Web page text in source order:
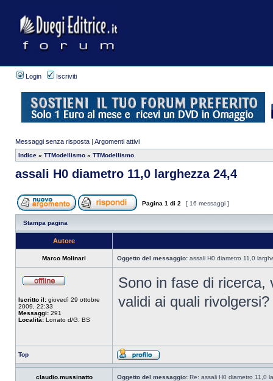
Login Iscriviti
Messaggi senza risposta | Argomenti attivi
Indice » TTModellismo » TTModellismo
assali H0 diametro 11,0 larghezza 24,4
Pagina 1 di 2 [ 16 messaggi ]
Stampa pagina
Autore
Marco Molinari Oggetto del messaggio: assali H0 diametro 11,0
Iscritto il: giovedì 29 ottobre
2009, 22:33
Messaggi: 291
Località: Lonato d/G. BS
Sono in fase di ricerca,
validi ai quali rivolgersi?
Top
claudio.mussinatto Oggetto del messaggio: Re: assali H0 diametro 11,0